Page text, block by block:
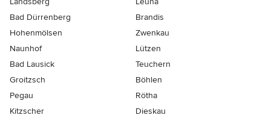
Bad Dürrenberg
Brandis
Hohenmölsen
Zwenkau
Naunhof
Lützen
Bad Lausick
Teuchern
Groitzsch
Böhlen
Pegau
Rötha
Kitzscher
Dieskau